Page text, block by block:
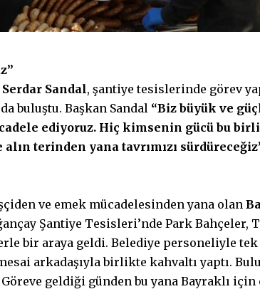
Sandal, şantiye tesislerinde görev
buluştu. Başkan Sandal “Biz büyük ve
ediyoruz. Hiç kimsenin gücü bu
terinden yana tavrımızı
ve emek mücadelesinden yana olan
Şantiye Tesisleri’nde Park Bahçeler,
bir araya geldi. Belediye personeliyle
arkadaşıyla birlikte kahvaltı yaptı.
geldiği günden bu yana Bayraklı